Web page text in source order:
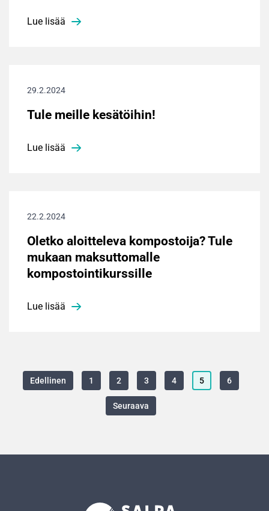
Lue lisää
29.2.2024
Tule meille kesätöihin!
Lue lisää
22.2.2024
Oletko aloitteleva kompostoija? Tule
mukaan maksuttomalle
kompostointikurssille
Lue lisää
Edellinen 1 2 3 4 5 6
Seuraava